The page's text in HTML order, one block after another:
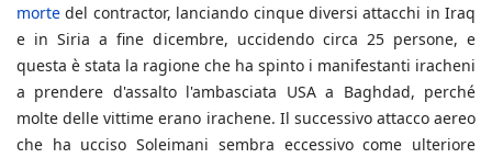
morte del contractor, lanciando cinque diversi attacchi in Iraq
e in Siria a fine dicembre, uccidendo circa 25 persone, e
questa è stata la ragione che ha spinto i manifestanti iracheni
a prendere d'assalto l'ambasciata USA a Baghdad, perché
molte delle vittime erano irachene. Il successivo attacco aereo
che ha ucciso Soleimani sembra eccessivo come ulteriore